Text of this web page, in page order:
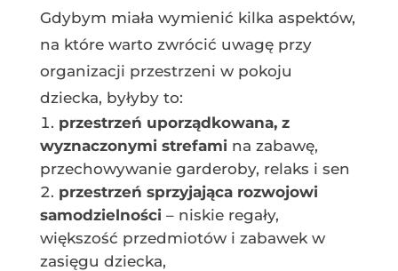
Gdybym miała wymienić kilka aspektów,
na które warto zwrócić uwagę przy
organizacji przestrzeni w pokoju
dziecka, byłyby to:
przestrzeń uporządkowana, z
wyznaczonymi strefami na zabawę,
przechowywanie garderoby, relaks i sen
przestrzeń sprzyjająca rozwojowi
samodzielności – niskie regały,
większość przedmiotów i zabawek w
zasięgu dziecka,